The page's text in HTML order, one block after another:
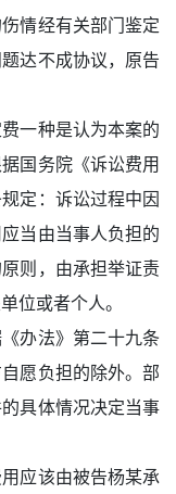
情经有关部门鉴定
达不成协议，原告
一种是认为本案的
国务院《诉讼费用
定：诉讼过程中因
当由当事人负担的
则，由承担举证责
位或者个人。
办法》第二十九条
愿负担的除外。部
具体情况决定当事
应该由被告杨某承